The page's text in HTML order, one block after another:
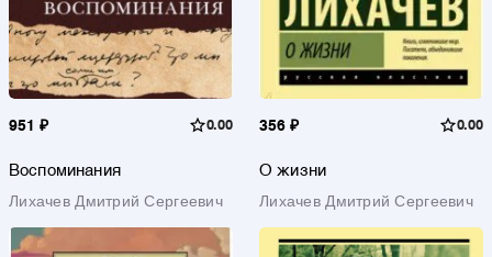
951 ₽ 0.00
Воспоминания
Лихачев Дмитрий Сергеевич
356 ₽ 0.00
О жизни
Лихачев Дмитрий Сергеевич